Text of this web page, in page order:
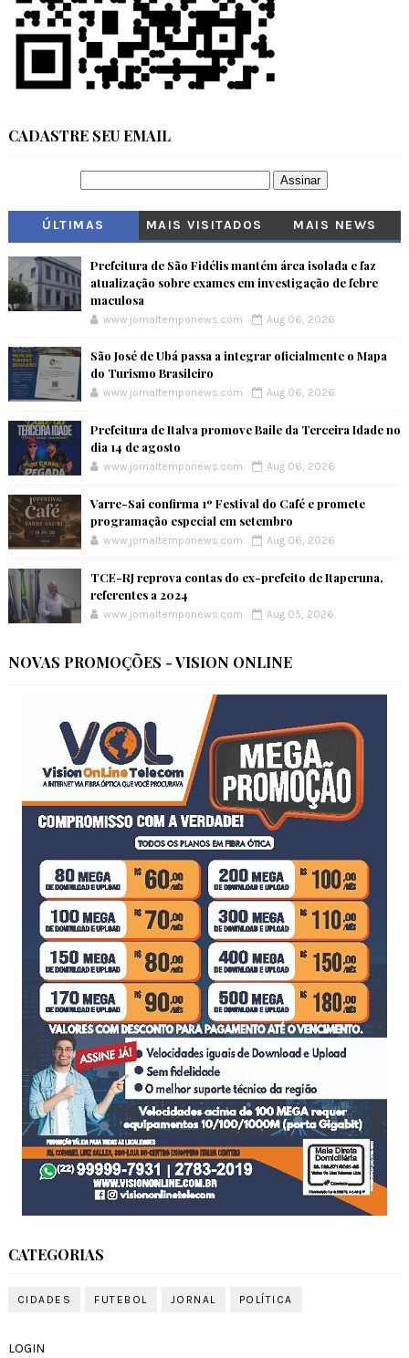
CADASTRE SEU EMAIL
ÚLTIMAS MAIS VISITADOS MAIS NEWS
Prefeitura de São Fidélis mantém área isolada e faz
atualização sobre exames em investigação de febre
maculosa
www.jornaltemponews.com Aug 06, 2026
São José de Ubá passa a integrar oficialmente o Mapa
do Turismo Brasileiro
www.jornaltemponews.com Aug 06, 2026
Prefeitura de Italva promove Baile da Terceira Idade no
dia 14 de agosto
www.jornaltemponews.com Aug 06, 2026
Varre-Sai confirma 1º Festival do Café e promete
programação especial em setembro
www.jornaltemponews.com Aug 06, 2026
TCE-RJ reprova contas do ex-prefeito de Itaperuna,
referentes a 2024
www.jornaltemponews.com Aug 05, 2026
NOVAS PROMOÇÕES - VISION ONLINE
CATEGORIAS
CIDADES FUTEBOL JORNAL POLÍTICA
LOGIN